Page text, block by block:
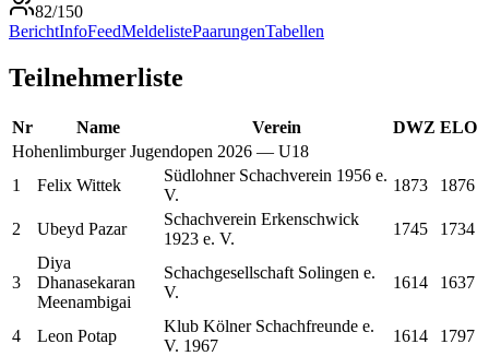
82/150
BerichtInfoFeedMeldelistePaarungenTabellen
Teilnehmerliste
Nr Name Verein DWZ ELO
Hohenlimburger Jugendopen 2026 — U18
1
Felix Wittek
Südlohner Schachverein 1956 e.
V.
1873 1876
2 Ubeyd Pazar
Schachverein Erkenschwick
1923 e. V.
1745 1734
3
Diya
Dhanasekaran
Meenambigai
Schachgesellschaft Solingen e.
V.
1614 1637
4 Leon Potap
Klub Kölner Schachfreunde e.
V. 1967
1614 1797